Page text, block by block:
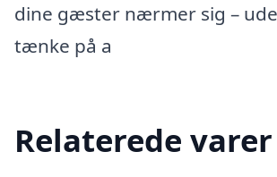
dine gæster nærmer sig –
tænke på a
Relaterede varer